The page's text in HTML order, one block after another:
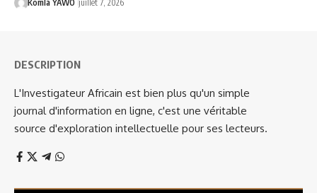
Komla YAWO juillet 7, 2026
DESCRIPTION
L'Investigateur Africain est bien plus qu'un simple
journal d'information en ligne, c'est une véritable
source d'exploration intellectuelle pour ses lecteurs.